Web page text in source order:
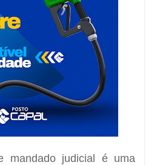
mandado judicial é uma